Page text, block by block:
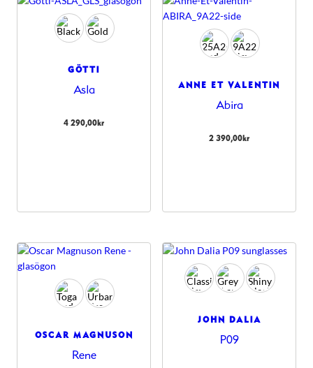
GÖTTI
Asla
4 290,00kr
ANNE ET VALENTIN
Abira
2 390,00kr
OSCAR MAGNUSON
Rene
JOHN DALIA
P09